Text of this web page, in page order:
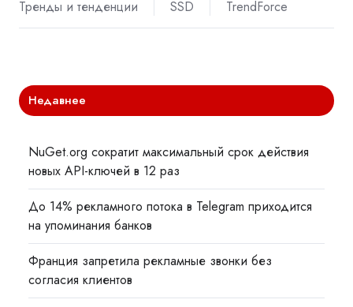
Тренды и тенденции SSD TrendForce
Недавнее
NuGet.org сократит максимальный срок действия
новых API-ключей в 12 раз
До 14% рекламного потока в Telegram приходится
на упоминания банков
Франция запретила рекламные звонки без
согласия клиентов